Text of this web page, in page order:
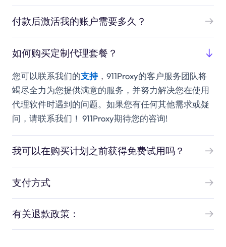
付款后激活我的账户需要多久？
如何购买定制代理套餐？
您可以联系我们的支持， 911Proxy的客户服务团队将
竭尽全力为您提供满意的服务，并努力解决您在使用
代理软件时遇到的问题。如果您有任何其他需求或疑
问，请联系我们！ 911Proxy期待您的咨询!
我可以在购买计划之前获得免费试用吗？
支付方式
有关退款政策：